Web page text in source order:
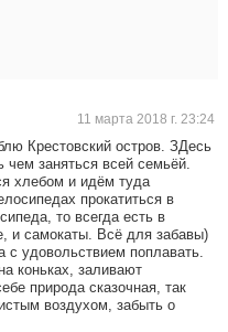
11 марта 2018 г. 23:24
Крестовский остров. ЗДесь
чем заняться всей семьёй.
хлебом и идём туда
прокатиться в
то всегда есть в
и самокаты. Всё для забавы)
удовольствием поплавать.
коньках, заливают
природа сказочная, так
воздухом, забыть о